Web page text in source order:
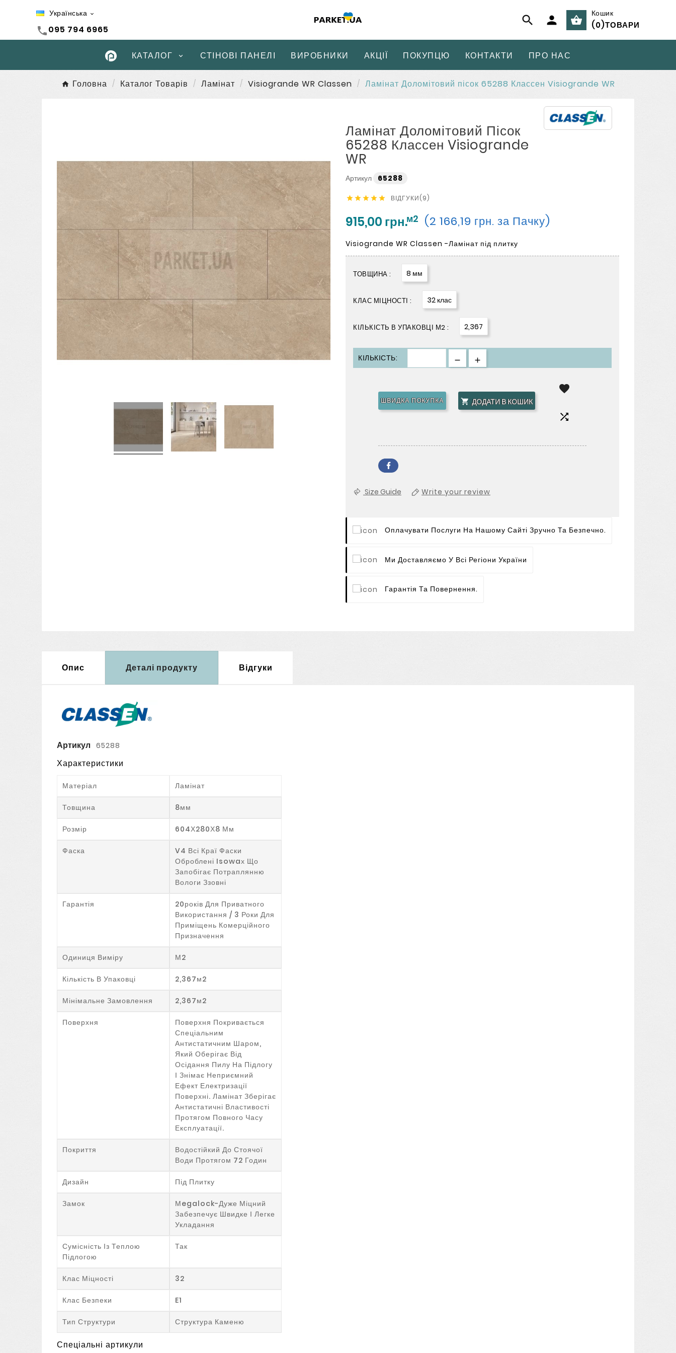
Українська 
call095 794 6965
  
Кошик
(0)ТОВАРИ
КАТАЛОГ СТІНОВІ ПАНЕЛІ ВИРОБНИКИ АКЦІЇ ПОКУПЦЮ КОНТАКТИ ПРО НАС
Головна Каталог Товарів Ламінат Visiogrande WR Classen Ламінат Доломітовий пісок 65288 Классен Visiogrande WR
Ламінат Доломітовий Пісок
65288 Классен Visiogrande
WR
Артикул 65288
     ВІДГУКИ(9)
915,00 грн.м2 (2 166,19 грн. за Пачку)
Visiogrande WR Classen -Ламінат під плитку
ТОВЩИНА : 8 мм
КЛАС МІЦНОСТІ : 32 клас
КІЛЬКІСТЬ В УПАКОВЦІ М2 : 2,367
КІЛЬКІСТЬ:
 ДОДАТИ В КОШИК
ШВИДКА ПОКУПКА


Size Guide Write your review
Оплачувати Послуги На Нашому Сайті Зручно Та Безпечно.
Ми Доставляємо У Всі Регіони України
Гарантія Та Повернення.
Опис Деталі продукту Відгуки
Артикул 65288
Характеристики
Матеріал Ламінат
Товщина 8мм
Розмір 604Х280Х8 Мм
Фаска
V4 Всі Краї Фаски
Оброблені Isowaх Що
Запобігає Потраплянню
Вологи Ззовні
Гарантія
20років Для Приватного
Використання / 3 Роки Для
Приміщень Комерційного
Призначення
Одиниця Виміру М2
Кількість В Упаковці 2,367м2
Мінімальне Замовлення 2,367м2
Поверхня
Поверхня Покривається
Спеціальним
Антистатичним Шаром,
Який Оберігає Від
Осідання Пилу На Підлогу
І Знімає Неприємний
Ефект Електризації
Поверхні. Ламінат Зберігає
Антистатичні Властивості
Протягом Повного Часу
Експлуатації.
Покриття
Водостійкий До Стоячої
Води Протягом 72 Годин
Дизайн Під Плитку
Замок
Мegalock-Дуже Міцний
Забезпечує Швидке І Легке
Укладання
Сумісність Із Теплою
Підлогою
Так
Клас Міцності 32
Клас Безпеки E1
Тип Структури Структура Каменю
Спеціальні артикули